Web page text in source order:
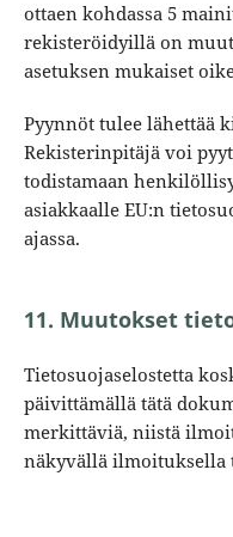
ottaen kohdassa 5
rekisteröidyillä on
asetuksen mukaiset
Pyynnöt tulee lähettää
Rekisterinpitäjä voi
todistamaan
asiakkaalle EU:n
ajassa.
11. Muutokset
Tietosuojaselostetta
päivittämällä tätä
merkittäviä, niistä
näkyvällä ilmoituksella